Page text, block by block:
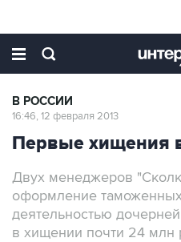
В РОССИИ
16:46, 12 февраля 2013
Первые хищения
Двух менеджеров
оформление
деятельностью
в хищении почти 24 млн